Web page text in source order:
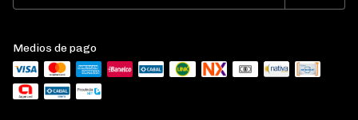
Medios de pago